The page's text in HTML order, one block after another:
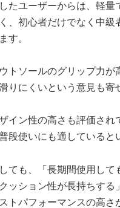
たユーザーからは、軽量
、初心者だけでなく中級
す。
トソールのグリップ力が
りにくいという意見も寄
イン性の高さも評価され
段使いにも適していると
ても、「長期間使用して
ッション性が長持ちする
トパフォーマンスの高さ